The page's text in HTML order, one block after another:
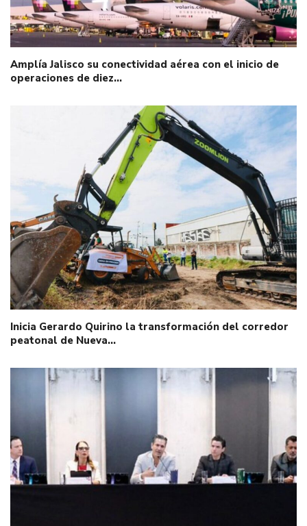
Amplía Jalisco su conectividad aérea con el inicio de
operaciones de diez…
Inicia Gerardo Quirino la transformación del corredor
peatonal de Nueva…